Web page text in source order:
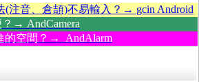
(注音、倉頡)不易輸入？→ gcin Android
→ AndCamera
的空間？→ AndAlarm